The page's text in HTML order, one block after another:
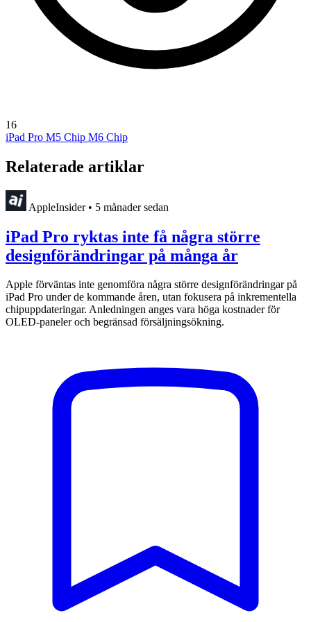
16
iPad Pro M5 Chip M6 Chip
Relaterade artiklar
AppleInsider • 5 månader sedan
iPad Pro ryktas inte få några större
designförändringar på många år
Apple förväntas inte genomföra några större designförändringar på
iPad Pro under de kommande åren, utan fokusera på inkrementella
chipuppdateringar. Anledningen anges vara höga kostnader för
OLED-paneler och begränsad försäljningsökning.